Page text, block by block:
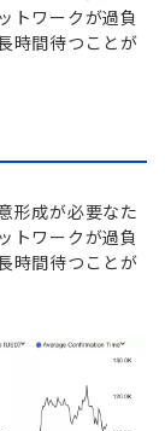
トワークが過負
時間待つことが
形成が必要なた
トワークが過負
時間待つことが